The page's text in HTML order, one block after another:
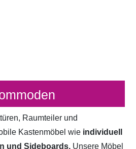
Raumteiler und
Kastenmöbel wie individuell
und Sideboards. Unsere Möbel